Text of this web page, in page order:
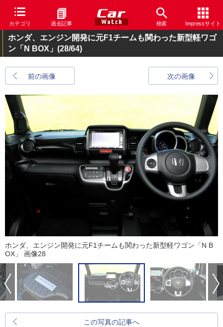
カテゴリ 過去記事 検索 Impressサイト
ホンダ、エンジン開発に元F1チームも関わった新型軽ワゴ
ン「N BOX」 (28/64)
前の画像 次の画像
ホンダ、エンジン開発に元F1チームも関わった新型軽ワゴン「N B
OX」 画像28
この写真の記事へ